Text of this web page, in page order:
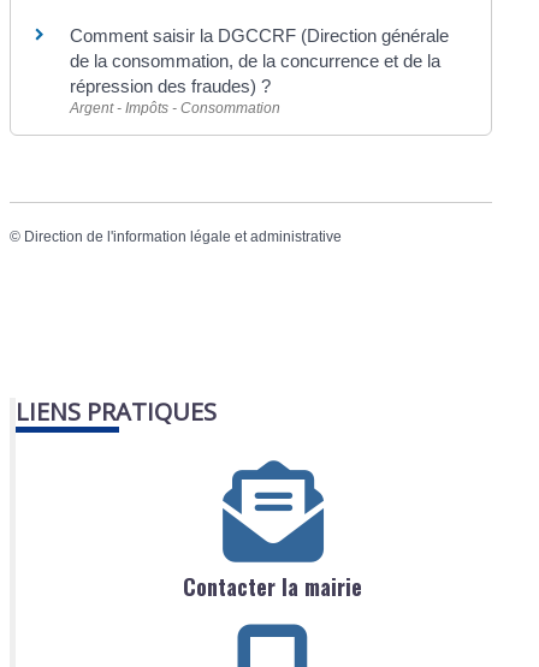
Comment saisir la DGCCRF (Direction générale
de la consommation, de la concurrence et de la
répression des fraudes) ?
Argent - Impôts - Consommation
© Direction de l'information légale et administrative
LIENS PRATIQUES
Contacter la mairie